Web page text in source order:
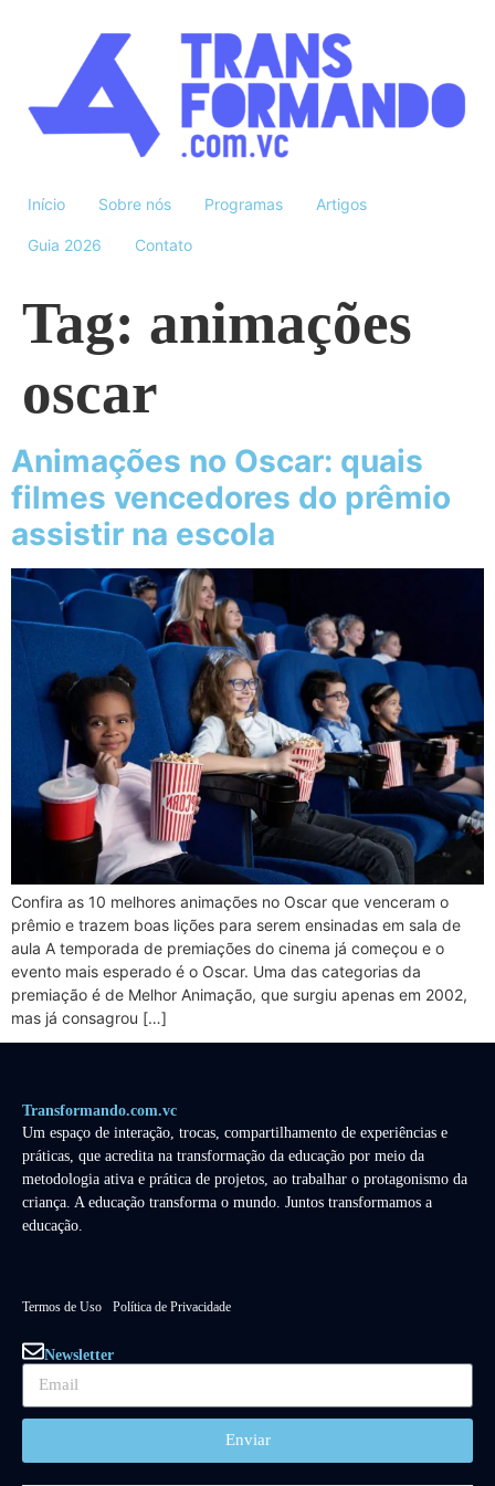
Início Sobre nós Programas Artigos
Guia 2026 Contato
Tag: animações
oscar
Animações no Oscar: quais
filmes vencedores do prêmio
assistir na escola
Confira as 10 melhores animações no Oscar que venceram o
prêmio e trazem boas lições para serem ensinadas em sala de
aula A temporada de premiações do cinema já começou e o
evento mais esperado é o Oscar. Uma das categorias da
premiação é de Melhor Animação, que surgiu apenas em 2002,
mas já consagrou […]
Transformando.com.vc
Um espaço de interação, trocas, compartilhamento de experiências e
práticas, que acredita na transformação da educação por meio da
metodologia ativa e prática de projetos, ao trabalhar o protagonismo da
criança. A educação transforma o mundo. Juntos transformamos a
educação.
Termos de Uso Política de Privacidade
Newsletter
Enviar